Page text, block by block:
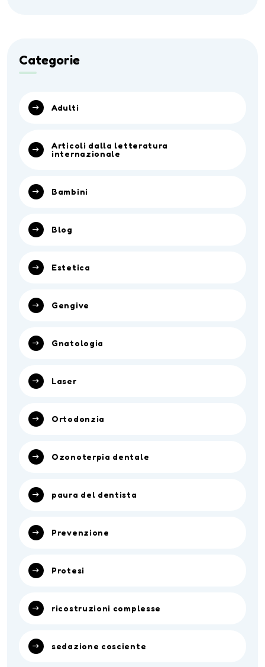
Categorie
Adulti
Articoli dalla letteratura
internazionale
Bambini
Blog
Estetica
Gengive
Gnatologia
Laser
Ortodonzia
Ozonoterpia dentale
paura del dentista
Prevenzione
Protesi
ricostruzioni complesse
sedazione cosciente